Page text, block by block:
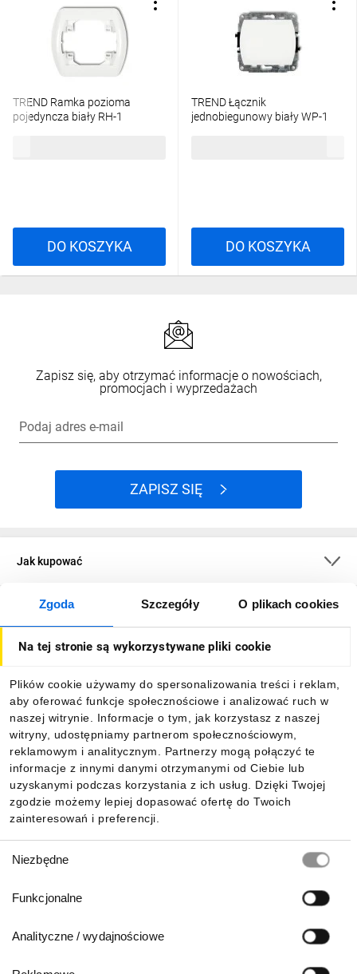
Zgoda Szczegóły O plikach cookies
Na tej stronie są wykorzystywane pliki cookie
Plików cookie używamy do spersonalizowania treści i reklam,
aby oferować funkcje społecznościowe i analizować ruch w
naszej witrynie. Informacje o tym, jak korzystasz z naszej
witryny, udostępniamy partnerom społecznościowym,
reklamowym i analitycznym. Partnerzy mogą połączyć te
informacje z innymi danymi otrzymanymi od Ciebie lub
uzyskanymi podczas korzystania z ich usług. Dzięki Twojej
zgodzie możemy lepiej dopasować ofertę do Twoich
zainteresowań i preferencji.
zgody
Niezbędne
Funkcjonalne
Analityczne / wydajnościowe
TREND Ramka pozioma
pojedyncza biały RH-1
DO KOSZYKA
TREND Łącznik
jednobiegunowy biały WP-1
DO KOSZYKA
Zapisz się, aby otrzymać informacje o nowościach,
promocjach i wyprzedażach
Podaj adres e-mail
ZAPISZ SIĘ
Jak kupować
O firmie
Informacje
Pobierz naszą aplikację mobilną: